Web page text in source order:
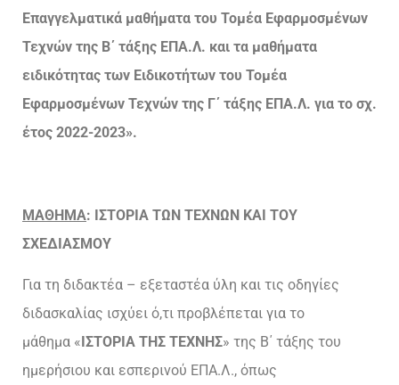
Επαγγελματικά μαθήματα του Τομέα Εφαρμοσμένων
Τεχνών της Β΄ τάξης ΕΠΑ.Λ. και τα μαθήματα
ειδικότητας των Ειδικοτήτων του Τομέα
Εφαρμοσμένων Τεχνών της Γ΄ τάξης ΕΠΑ.Λ. για το σχ.
έτος 2022-2023».
ΜΑΘΗΜΑ: ΙΣΤΟΡΙΑ ΤΩΝ ΤΕΧΝΩΝ ΚΑΙ ΤΟΥ
ΣΧΕΔΙΑΣΜΟΥ
Για τη διδακτέα – εξεταστέα ύλη και τις οδηγίες
διδασκαλίας ισχύει ό,τι προβλέπεται για το
μάθημα « ΣΤΟΡΙΑ ΤΗΣ ΤΕΧΝΗΣ» της Β΄ τάξης του
ημερήσιου και εσπερινού ΕΠΑ.Λ., όπως